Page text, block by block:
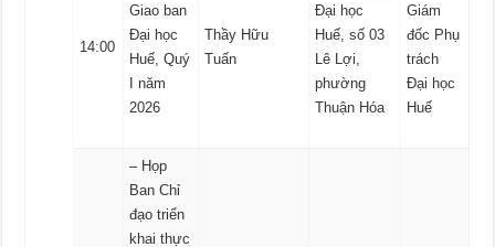
14:00
Giao ban
Đại học
Huế, Quý
I năm
2026
Thầy Hữu
Tuấn
Đại học
Huế, số 03
Lê Lợi,
phường
Thuận Hóa
Giám
đốc Phụ
trách
Đại học
Huế
– Họp
Ban Chỉ
đạo triển
khai thực